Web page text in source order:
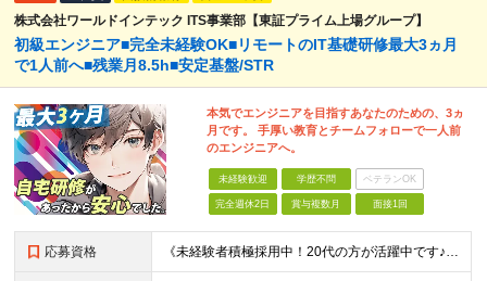
株式会社ワールドインテック ITS事業部【東証プライム上場グループ】
初級エンジニア■完全未経験OK■リモートのIT基礎研修最大3ヵ月
で1人前へ■残業月8.5h■安定基盤/STR
本気でエンジニアを目指すあなたのための、3ヵ
月です。 手厚い教育とチームフォローで一人前
のエンジニアへ。
未経験歓迎 学歴不問 ベテランOK
完全週休2日 賞与複数月 面接1回
応募資格 《未経験者積極採用中！20代の方が活躍中です♪》 ◎約4割が実務未経験入社！ ■学歴・職歴は一切問いません！ ■第二新卒の方もお気軽にご相談ください♪ ■入社してから数年は、転勤の可能性があります